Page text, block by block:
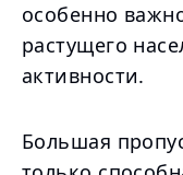
особенно
растущего
активности.
Большая